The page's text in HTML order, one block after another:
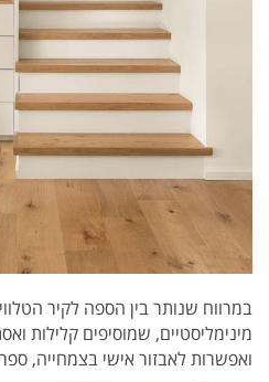
במרווח שנותר בין הספה לקיר
מינימליסטיים, שמוסיפים קלילות
ואפשרות לאבזור אישי בצמחייה,